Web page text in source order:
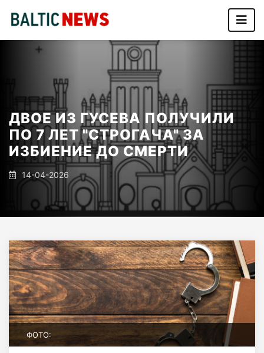
ДВОЕ ИЗ ГУСЕВА ПОЛУЧИЛИ
ПО 7 ЛЕТ "СТРОГАЧА" ЗА
ИЗБИЕНИЕ ДО СМЕРТИ
14-04-2026
ФОТО: